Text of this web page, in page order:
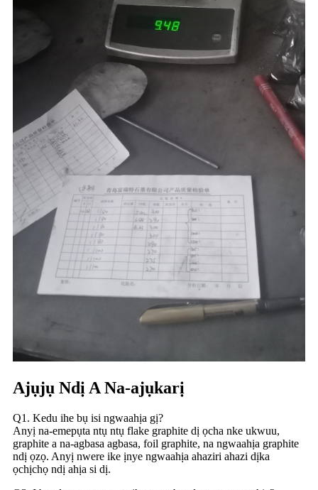
Ajụjụ Ndị A Na-ajụkarị
Q1. Kedu ihe bụ isi ngwaahịa gị?
Anyị na-emepụta ntụ ntụ flake graphite dị ọcha nke ukwuu,
graphite a na-agbasa agbasa, foil graphite, na ngwaahịa graphite
ndị ọzọ. Anyị nwere ike ịnye ngwaahịa ahaziri ahazi dịka
ọchịchọ ndị ahịa si dị.